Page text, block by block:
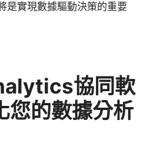
是實現數據驅動決策的重要
協同軟
您的數據分析